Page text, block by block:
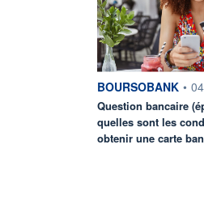
information fournie
BOURSOBANK •
Question bancaire
quelles sont les
obtenir une carte